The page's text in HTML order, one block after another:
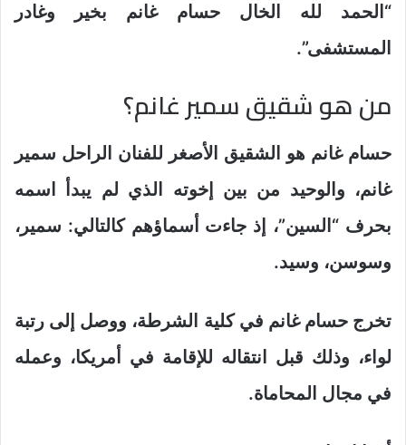
“الحمد لله الخال حسام غانم بخير وغادر
المستشفى”.
من هو شقيق سمير غانم؟
حسام غانم هو الشقيق الأصغر للفنان الراحل سمير
غانم، والوحيد من بين إخوته الذي لم يبدأ اسمه
بحرف “السين”، إذ جاءت أسماؤهم كالتالي: سمير،
وسوسن، وسيد.
تخرج حسام غانم في كلية الشرطة، ووصل إلى رتبة
لواء، وذلك قبل انتقاله للإقامة في أمريكا، وعمله
في مجال المحاماة.